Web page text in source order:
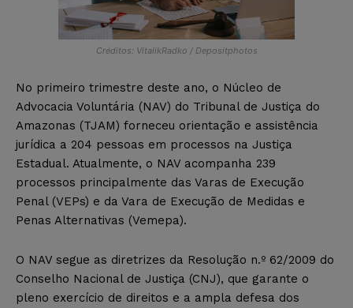
Créditos: VitalikRadko / Depositphotos
No primeiro trimestre deste ano, o Núcleo de
Advocacia Voluntária (NAV) do Tribunal de Justiça do
Amazonas (TJAM) forneceu orientação e assistência
jurídica a 204 pessoas em processos na Justiça
Estadual. Atualmente, o NAV acompanha 239
processos principalmente das Varas de Execução
Penal (VEPs) e da Vara de Execução de Medidas e
Penas Alternativas (Vemepa).
O NAV segue as diretrizes da Resolução n.º 62/2009 do
Conselho Nacional de Justiça (CNJ), que garante o
pleno exercício de direitos e a ampla defesa dos